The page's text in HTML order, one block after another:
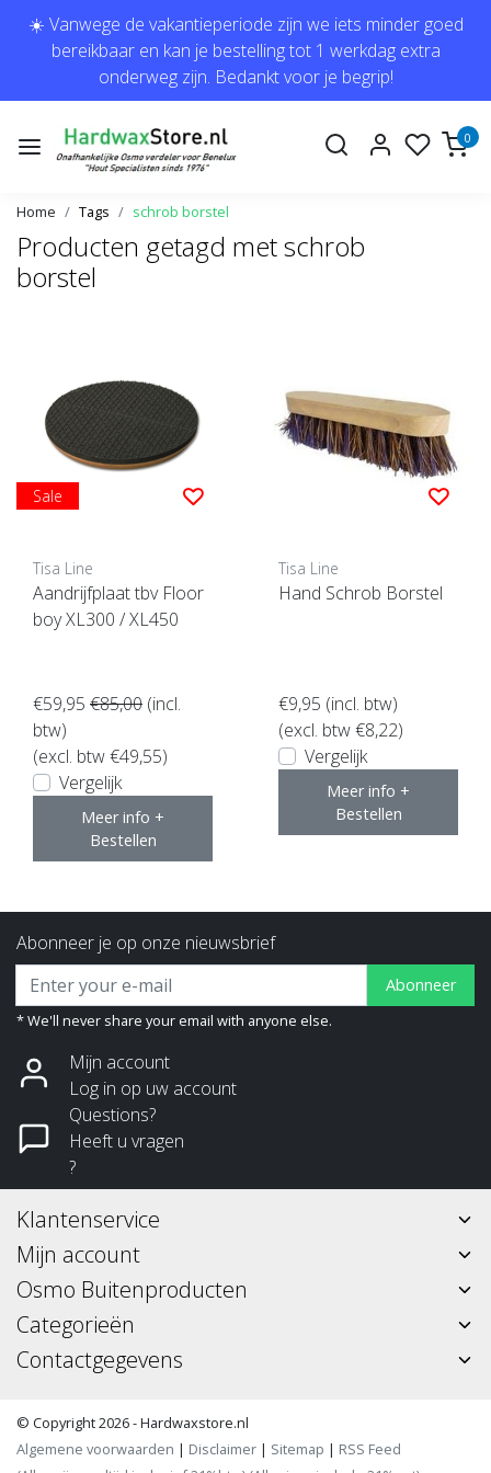
☀️ Vanwege de vakantieperiode zijn we iets minder goed
bereikbaar en kan je bestelling tot 1 werkdag extra
onderweg zijn. Bedankt voor je begrip!
0
Home Tags schrob borstel
Producten getagd met schrob
borstel
Sale
Tisa Line
Aandrijfplaat tbv Floor
boy XL300 / XL450
€59,95 €85,00 (incl.
btw)
(excl. btw €49,55)
Vergelijk
Meer info +
Bestellen
Tisa Line
Hand Schrob Borstel
€9,95 (incl. btw)
(excl. btw €8,22)
Vergelijk
Meer info +
Bestellen
Abonneer je op onze nieuwsbrief
Abonneer
* We'll never share your email with anyone else.
Mijn account
Log in op uw account
Questions?
Heeft u vragen
?
Klantenservice
Mijn account
Osmo Buitenproducten
Categorieën
Contactgegevens
© Copyright 2026 - Hardwaxstore.nl
Algemene voorwaarden | Disclaimer | Sitemap | RSS Feed